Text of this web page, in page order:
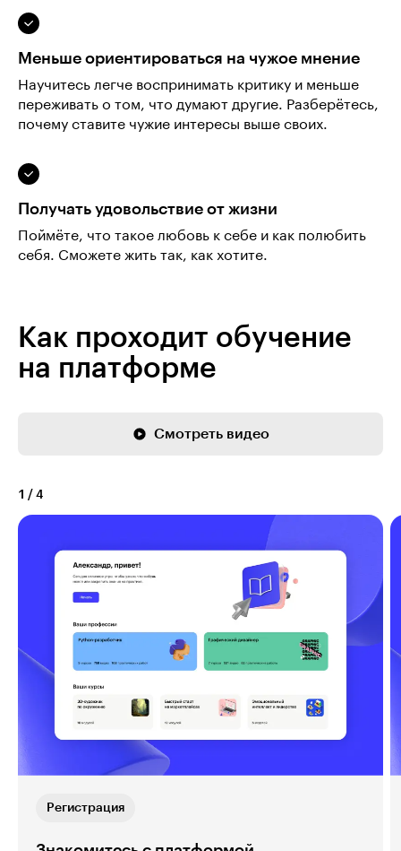
Меньше ориентироваться на чужое мнение
Научитесь легче воспринимать критику и меньше
переживать о том, что думают другие. Разберётесь,
почему ставите чужие интересы выше своих.
Получать удовольствие от жизни
Поймёте, что такое любовь к себе и как полюбить
себя. Сможете жить так, как хотите.
Как проходит обучение
на платформе
Смотреть видео
1 / 4
Регистрация